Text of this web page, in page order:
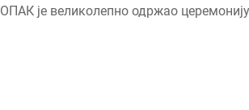
је великолепно одржао